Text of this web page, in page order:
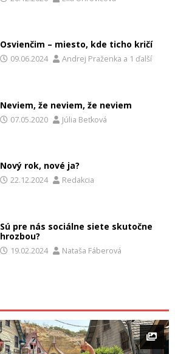
Osvienčim – miesto, kde ticho kričí
09.06.2024 Andrej Praženka a 1 ďalší
Neviem, že neviem, že neviem
07.05.2020 Júlia Beťková
Nový rok, nové ja?
22.12.2024 Redakcia
Sú pre nás sociálne siete skutočne
hrozbou?
19.02.2024 Nataša Fáberová